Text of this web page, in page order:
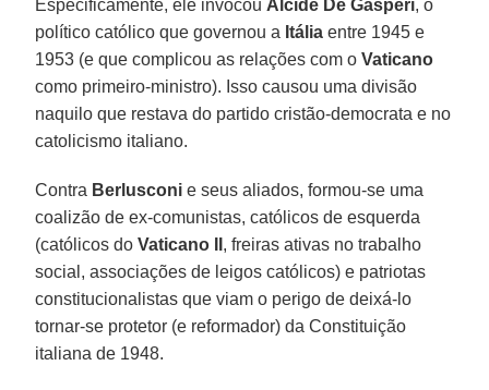
Especificamente, ele invocou Alcide De Gasperi, o
político católico que governou a Itália entre 1945 e
1953 (e que complicou as relações com oVaticano
como primeiro-ministro). Isso causou uma divisão
naquilo que restava do partido cristão-democrata e no
catolicismo italiano.
Contra Berlusconi e seus aliados, formou-se uma
coalizão de ex-comunistas, católicos de esquerda
(católicos doVaticano II , freiras ativas no trabalho
social, associações de leigos católicos) e patriotas
constitucionalistas que viam o perigo de deixá-lo
tornar-se protetor (e reformador) da Constituição
italiana de 1948.